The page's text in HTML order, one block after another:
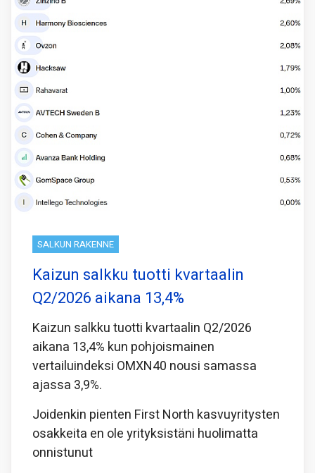
SALKUN RAKENNE
Kaizun salkku tuotti kvartaalin
Q2/2026 aikana 13,4%
Kaizun salkku tuotti kvartaalin Q2/2026
aikana 13,4% kun pohjoismainen
vertailuindeksi OMXN40 nousi samassa
ajassa 3,9%.
Joidenkin pienten First North kasvuyritysten
osakkeita en ole yrityksistäni huolimatta
onnistunut